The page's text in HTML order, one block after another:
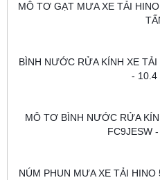
MÔ TƠ GẠT MƯA XE TẢI
BÌNH NƯỚC RỬA KÍNH XE
- 10.4
MÔ TƠ BÌNH NƯỚC RỬA
FC9JESW
NÚM PHUN MƯA XE TẢI